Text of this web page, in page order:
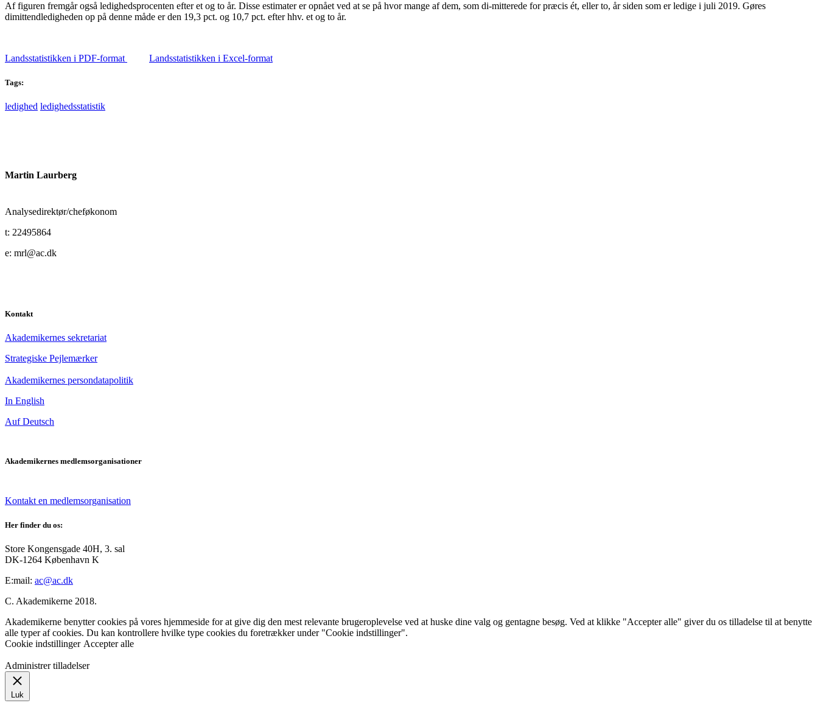
Af figuren fremgår også ledighedsprocenten efter et og to år. Disse estimater er opnået ved at se på hvor mange af dem, som di-mitterede for præcis ét, eller to, år siden som er ledige i juli 2019. Gøres
dimittendledigheden op på denne måde er den 19,3 pct. og 10,7 pct. efter hhv. et og to år.
Landsstatistikken i PDF-format Landsstatistikken i Excel-format
Tags:
ledighed ledighedsstatistik
Martin Laurberg
Analysedirektør/cheføkonom
t: 22495864
e: mrl@ac.dk
Kontakt
Akademikernes sekretariat
Strategiske Pejlemærker
Akademikernes persondatapolitik
In English
Auf Deutsch
Akademikernes medlemsorganisationer
Kontakt en medlemsorganisation
Her finder du os:
Store Kongensgade 40H, 3. sal
DK-1264 København K
E:mail: ac@ac.dk
C. Akademikerne 2018.
Akademikerne benytter cookies på vores hjemmeside for at give dig den mest relevante brugeroplevelse ved at huske dine valg og gentagne besøg. Ved at klikke "Accepter alle" giver du os tilladelse til at benytte
alle typer af cookies. Du kan kontrollere hvilke type cookies du foretrækker under "Cookie indstillinger".
Cookie indstillinger Accepter alle
Administrer tilladelser
Luk